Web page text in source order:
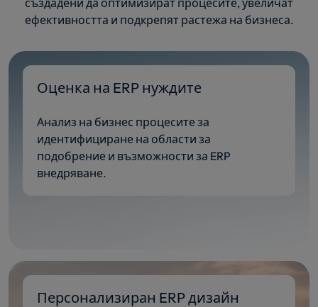
ефективността и подкрепят растежа на бизнеса.
Оценка на ERP нуждите
Анализ на бизнес процесите за
идентифициране на области за
подобрение и възможности за ERP
внедряване.
Персонализиран ERP дизайн